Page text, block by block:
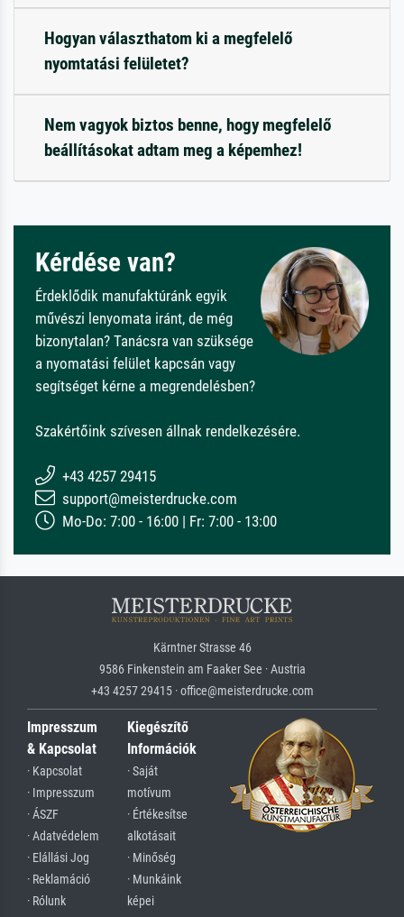
Hogyan választhatom ki a megfelelő
nyomtatási felületet?
Nem vagyok biztos benne, hogy megfelelő
beállításokat adtam meg a képemhez!
Kérdése van?
Érdeklődik manufaktúránk egyik
művészi lenyomata iránt, de még
bizonytalan? Tanácsra van szüksége
a nyomatási felület kapcsán vagy
segítséget kérne a megrendelésben?
Szakértőink szívesen állnak rendelkezésére.
+43 4257 29415
support@meisterdrucke.com
Mo-Do: 7:00 - 16:00 | Fr: 7:00 - 13:00
Kärntner Strasse 46
9586 Finkenstein am Faaker See · Austria
+43 4257 29415 · office@meisterdrucke.com
Impresszum
& Kapcsolat
· Kapcsolat
· Impresszum
· ÁSZF
· Adatvédelem
· Elállási Jog
· Reklamáció
· Rólunk
Kiegészítő
Információk
· Saját
motívum
· Értékesítse
alkotásait
· Minőség
· Munkáink
képei